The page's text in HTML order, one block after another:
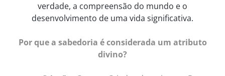
verdade, a compreensão do mundo e o
desenvolvimento de uma vida significativa.
Por que a sabedoria é considerada um atributo
divino?